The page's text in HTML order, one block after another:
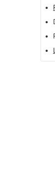
•
•
•
•